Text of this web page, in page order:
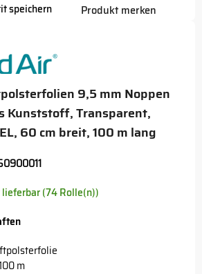
9,5 mm Noppen
Kunststoff, Transparent,
60 cm breit, 100 m lang
(74 Rolle(n))
m
speichern
Platzhalter
Produkt merken